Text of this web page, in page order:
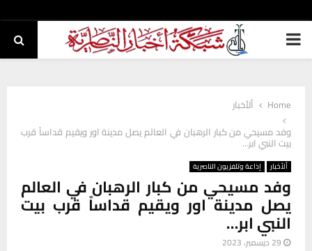
PRIMARY
Home
ألأخبار
وفد مسيحي من كبار الرهبان في العالم يصل مدينة اور ويقيم قداساً قرب
بيت النبي ابر…
ألأخبار إذاعة وتلفزيون الناصرية
وفد مسيحي من كبار الرهبان في العالم
يصل مدينة اور ويقيم قداساً قرب بيت
النبي ابر…
29 ديسمبر، 2023